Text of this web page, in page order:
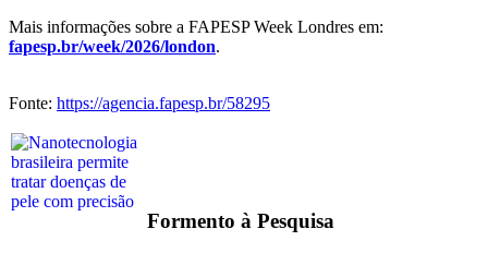
Mais informações sobre a FAPESP Week Londres em:
fapesp.br/week/2026/london.
Fonte: https://agencia.fapesp.br/58295
Formento à Pesquisa